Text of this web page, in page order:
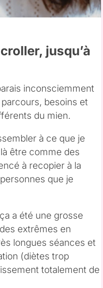
jusqu’à
inconsciemment
besoins et
du mien.
à ce que je
être comme des
à recopier à la
que je
a été une grosse
extrêmes en
longues séances et
(diètes trop
totalement de